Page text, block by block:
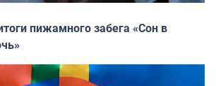
пижамного забега «Сон в